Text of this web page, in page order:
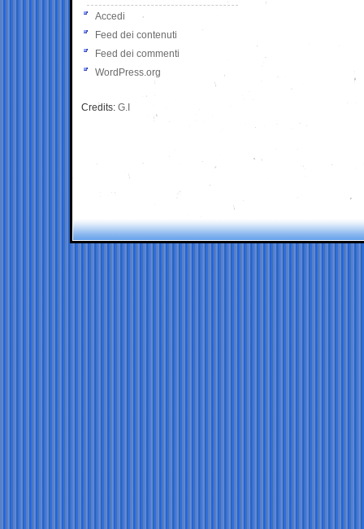
Accedi
Feed dei contenuti
Feed dei commenti
WordPress.org
Credits: G.I